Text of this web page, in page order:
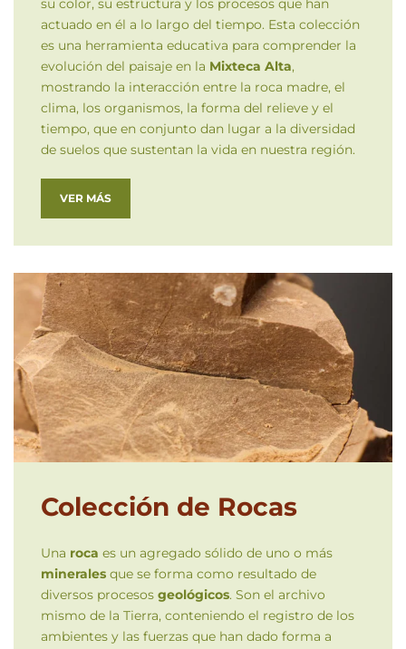
su color, su estructura y los procesos que han
actuado en él a lo largo del tiempo. Esta colección
es una herramienta educativa para comprender la
evolución del paisaje en la Mixteca Alta,
mostrando la interacción entre la roca madre, el
clima, los organismos, la forma del relieve y el
tiempo, que en conjunto dan lugar a la diversidad
de suelos que sustentan la vida en nuestra región.
VER MÁS
Colección de Rocas
Una roca es un agregado sólido de uno o más
minerales que se forma como resultado de
diversos procesos geológicos. Son el archivo
mismo de la Tierra, conteniendo el registro de los
ambientes y las fuerzas que han dado forma a